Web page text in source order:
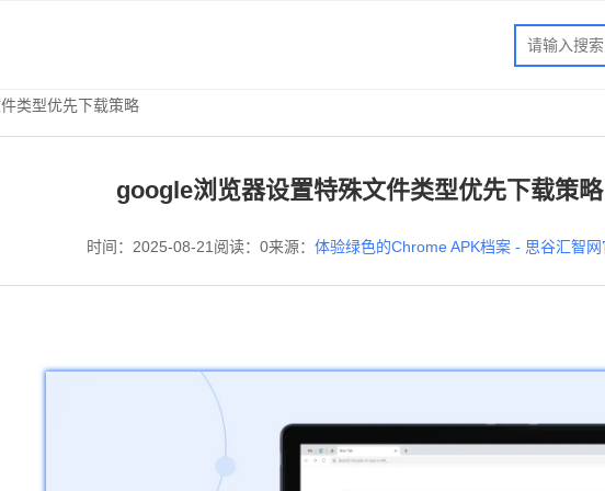
类型优先下载策略
google浏览器设置特殊文件类型优先下载策略
时间：2025-08-21 阅读：0来源： 体验绿色的Chrome APK档案 - 思谷汇智网